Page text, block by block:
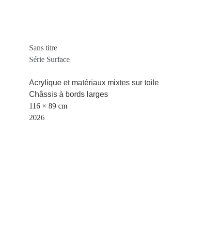
Sans titre
Série Surface
Acrylique et matériaux mixtes sur toile
Châssis à bords larges
116 × 89 cm
2026